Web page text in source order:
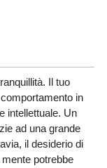
Il tuo
in
intellettuale. Un
ad una grande
il desiderio di
potrebbe